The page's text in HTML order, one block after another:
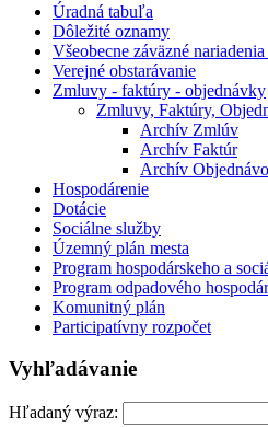
Úradná tabuľa
Dôležité oznamy
Všeobecne záväzné nariadenia
Verejné obstarávanie
Zmluvy - faktúry - objednávky
Zmluvy, Faktúry,
Archív Zmlúv
Archív Faktúr
Archív
Hospodárenie
Dotácie
Sociálne služby
Územný plán mesta
Program hospodárskeho a
Program odpadového
Komunitný plán
Participatívny rozpočet
Vyhľadávanie
Hľadaný výraz: